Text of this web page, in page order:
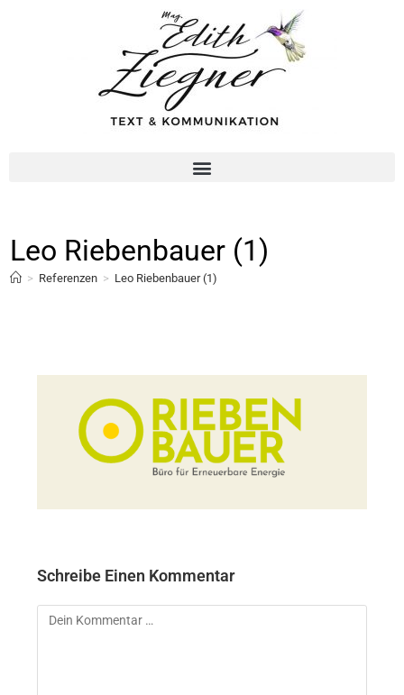
Leo Riebenbauer (1)
> Referenzen > Leo Riebenbauer (1)
Schreibe Einen Kommentar